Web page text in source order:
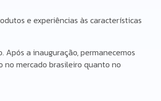
e experiências às características
a inauguração, permanecemos
no mercado brasileiro quanto no